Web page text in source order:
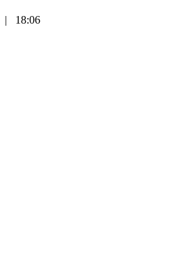
| 18:06